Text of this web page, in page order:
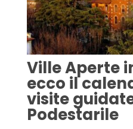
Ville Aperte
ecco il
visite
Podestarile